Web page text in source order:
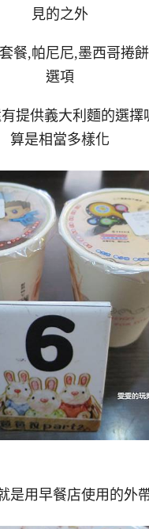
見的之外
餐,帕尼尼,墨西哥捲
選項
提供義大利麵的選擇
算是相當多樣化
是用早餐店使用的外